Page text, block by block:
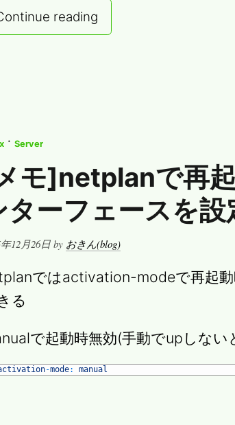
reading
·Server
モ]netplanで再
ターフェースを設
12月26日by おきん(blog)
ではactivation-modeで再起
る
で起動時無効(手動でupしない
-mode: manual